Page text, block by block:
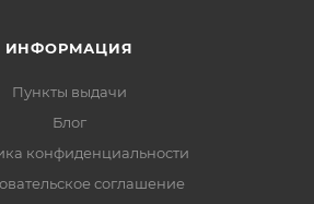
ИНФОРМАЦИЯ
Пункты выдачи
Блог
конфиденциальности
соглашение